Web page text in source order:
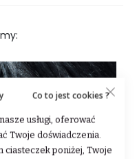
Co to jest cookies ?
usługi, oferować
Twoje doświadczenia.
ciasteczek poniżej, Twoje